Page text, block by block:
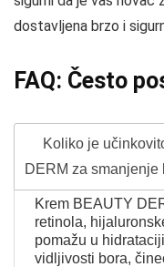
dostavljena brzo i
FAQ: Često
Koliko je
DERM za smanjenje
Krem BEAUTY
retinola,
pomažu u
vidljivosti bora,